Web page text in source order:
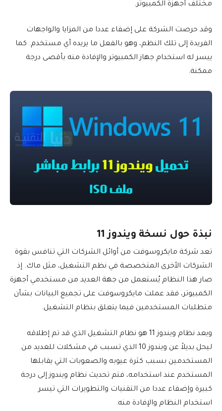
مختلف أجهزة الكمبيوتر.
وقد حرصت الشركة على إضفاء عددا من المزايا والواجهات
الفريدة إلى تلك النظم، وهو بالفعل ما يريده أي مستخدم. كما
ييسر له استخدام جهاز الكمبيوتر والإفادة منه بأقصى درجة
ممكنة.
نبذة حول نسخة ويندوز 11
تعد شركة مايكروسوفت من أوائل الشركات التي تنافس بقوة
الشركات الأخرى المتخصصة في نظم التشغيل، مثل ماك. إذ
صار هذا النظام يُستعمل من جهة العديد من مستخدمي أجهزة
الكمبيوتر، فقد عملت مايكروسوفت على تجميع البيانات بشأن
متطلبات المستخدمين فيما يتعلق بنظام التشغيل.
ويعد نظام ويندوز 11 هو نظام التشغيل الذي قد تم إطلاقه
ليحل بديلاً عن ويندوز 10 الذي تسبب في مشكلات للعديد من
المستخدمين بسبب كثرة عيوبه والصعوبات التي يقابلها
المستخدم عند استخدامه، فتم تحديث نظام ويندوز إلى درجة
كبيرة وإضفاء عددا من التقنيات والتطويرات التي تيسر
استخدام النظام والإفادة منه.